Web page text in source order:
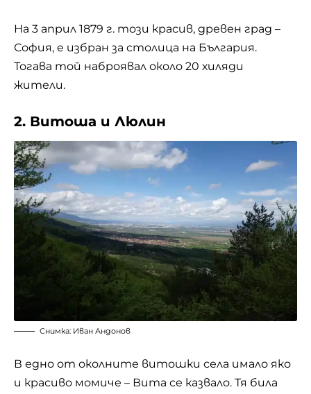
На 3 април 1879 г. този красив, древен град –
София, е избран за столица на България.
Тогава той наброявал около 20 хиляди
жители.
2. Витоша и Люлин
Снимка: Иван Андонов
В едно от околните витошки села имало яко
и красиво момиче – Вита се казвало. Тя била